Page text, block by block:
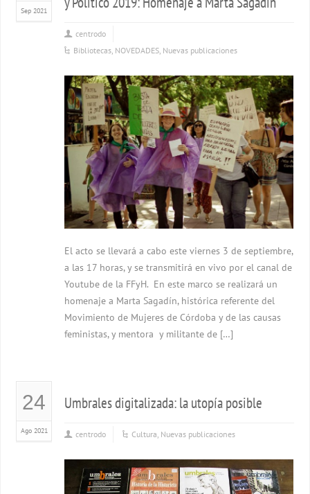
Sep 2021
centrodo
Bibliotecas, NOVEDADES, Nuevas publicaciones
El acto se llevará a cabo este viernes 3 de septiembre,
a las 17 horas, y se transmitirá en vivo por el canal de
Youtube de la FFyH. En este marco se realizará un
homenaje a Marta Sagadín, histórica referente del
Movimiento de Mujeres de Córdoba y de las causas
feministas, y mentora y militante de […]
24
Ago 2021
Umbrales digitalizada: la utopía posible
centrodo Cultura, Nuevas publicaciones